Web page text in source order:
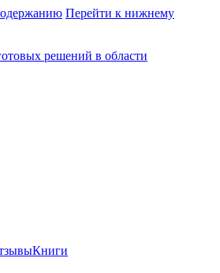
Перейти к нижнему
Книги